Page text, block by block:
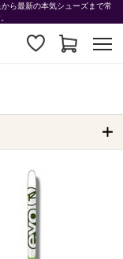
ら最新の本気シューズまで常